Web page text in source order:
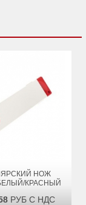
НОЖ
КРАСНЫЙ
РУБ С НДС